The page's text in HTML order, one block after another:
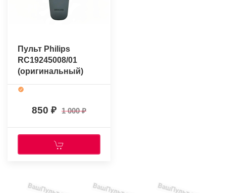
Пульт Philips
RC19245008/01
(оригинальный)
850 1 000